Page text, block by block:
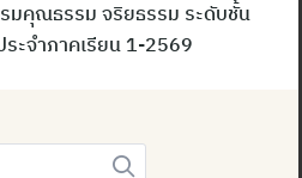
มคุณธรรม จริยธรรม ระดับชั้น
ะจำภาคเรียน 1-2569